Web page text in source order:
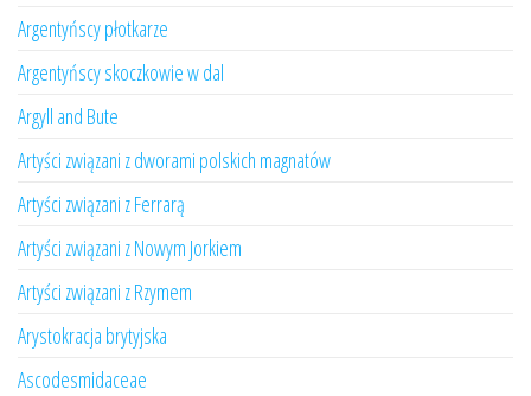
Argentyńscy płotkarze
Argentyńscy skoczkowie w dal
Argyll and Bute
Artyści związani z dworami polskich magnatów
Artyści związani z Ferrarą
Artyści związani z Nowym Jorkiem
Artyści związani z Rzymem
Arystokracja brytyjska
Ascodesmidaceae